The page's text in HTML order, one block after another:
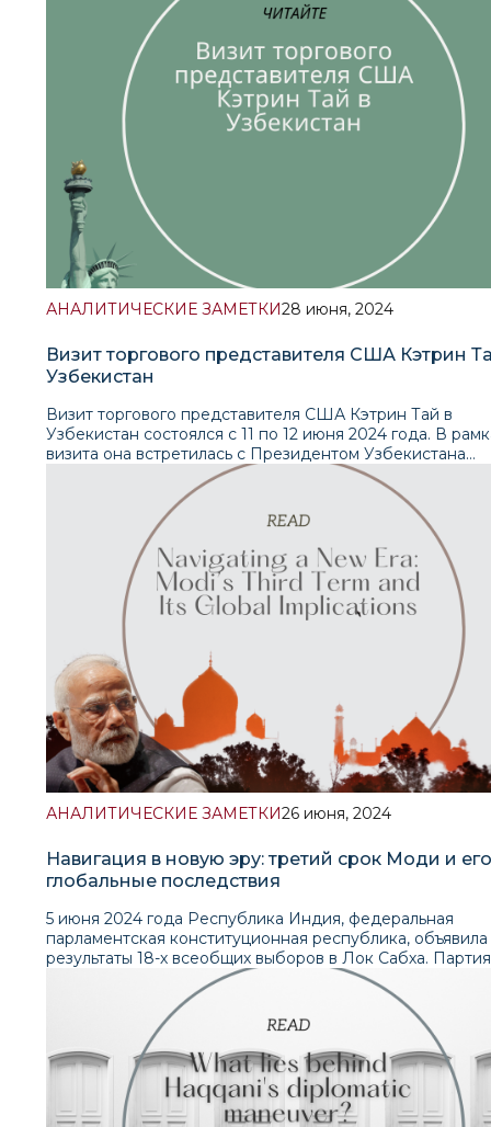
из основных политических сил не смогла получить
абсолютное большинство. Ультраправая партия
Пен неожиданно заняла третье место, уступив
президентскому альянсу «Вместе за Республику» и
блоку «Новый народный фронт». Левый блок и
президента Макрона мобилизовались против Ле Пен,
привело к снижению её поддержки. В результате
стране возникла уникальная политическая ситуация,
требующая напряженных переговоров по
нового правительства. Прочесть полный текст
аналитической записки
АНАЛИТИЧЕСКИЕ ЗАМЕТКИ28 июня, 2024
Визит торгового представителя США Кэтрин
Узбекистан
Визит торгового представителя США Кэтрин Тай в
Узбекистан состоялся с 11 по 12 июня 2024 года. В
визита она встретилась с Президентом Узбекистана
Шавкатом Мирзиёевым и другими
официальными лицами. Целью визита было
ключевых экономических, торговых вопросов, а также
поддержка узбекских реформ и инициатив по
Всемирную торговую организацию (ВТО). Основной
был сделан следующим вопросам.Читать
АНАЛИТИЧЕСКИЕ ЗАМЕТКИ26 июня, 2024
Навигация в новую эру: третий срок Моди и его
глобальные последствия
5 июня 2024 года Республика Индия, федеральная
парламентская конституционная республика, объявила
результаты 18-х всеобщих выборов в Лок Сабха. Партия
Бхаратия Джаната (БДП), возглавляемая премьер-
Нарендрой Моди, получила 240 мест в Лок Сабхе,
из 543 членов, нижней палате двухпалатного
Индии. Индийские политические обозреватели
результат неожиданным, поскольку БДП потеряла
своих предыдущих мест в парламенте, что
формирования коалиционного правительства.Читать
аналитическую записку